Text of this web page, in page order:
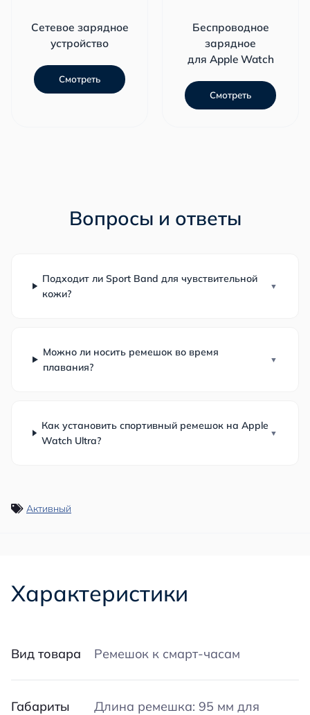
Сетевое зарядное
устройство
Смотреть
Беспроводное
зарядное
для Apple Watch
Смотреть
Вопросы и ответы
Подходит ли Sport Band для чувствительной
кожи?
Можно ли носить ремешок во время
плавания?
Как установить спортивный ремешок на Apple
Watch Ultra?
Активный
Характеристики
Вид товара Ремешок к смарт-часам
Габариты
Длина ремешка: 95 мм для